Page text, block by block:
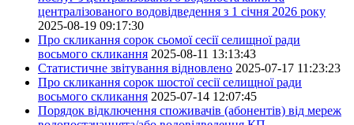
централізованого водовідведення з 1 січня 2026 року
2025-08-19 09:17:30
Про скликання сорок сьомої сесії селищної ради
восьмого скликання 2025-08-11 13:13:43
Статистичне звітування відновлено 2025-07-17 11:23:23
Про скликання сорок шостої сесії селищної ради
восьмого скликання 2025-07-14 12:07:45
Порядок відключення споживачів (абонентів) від мереж